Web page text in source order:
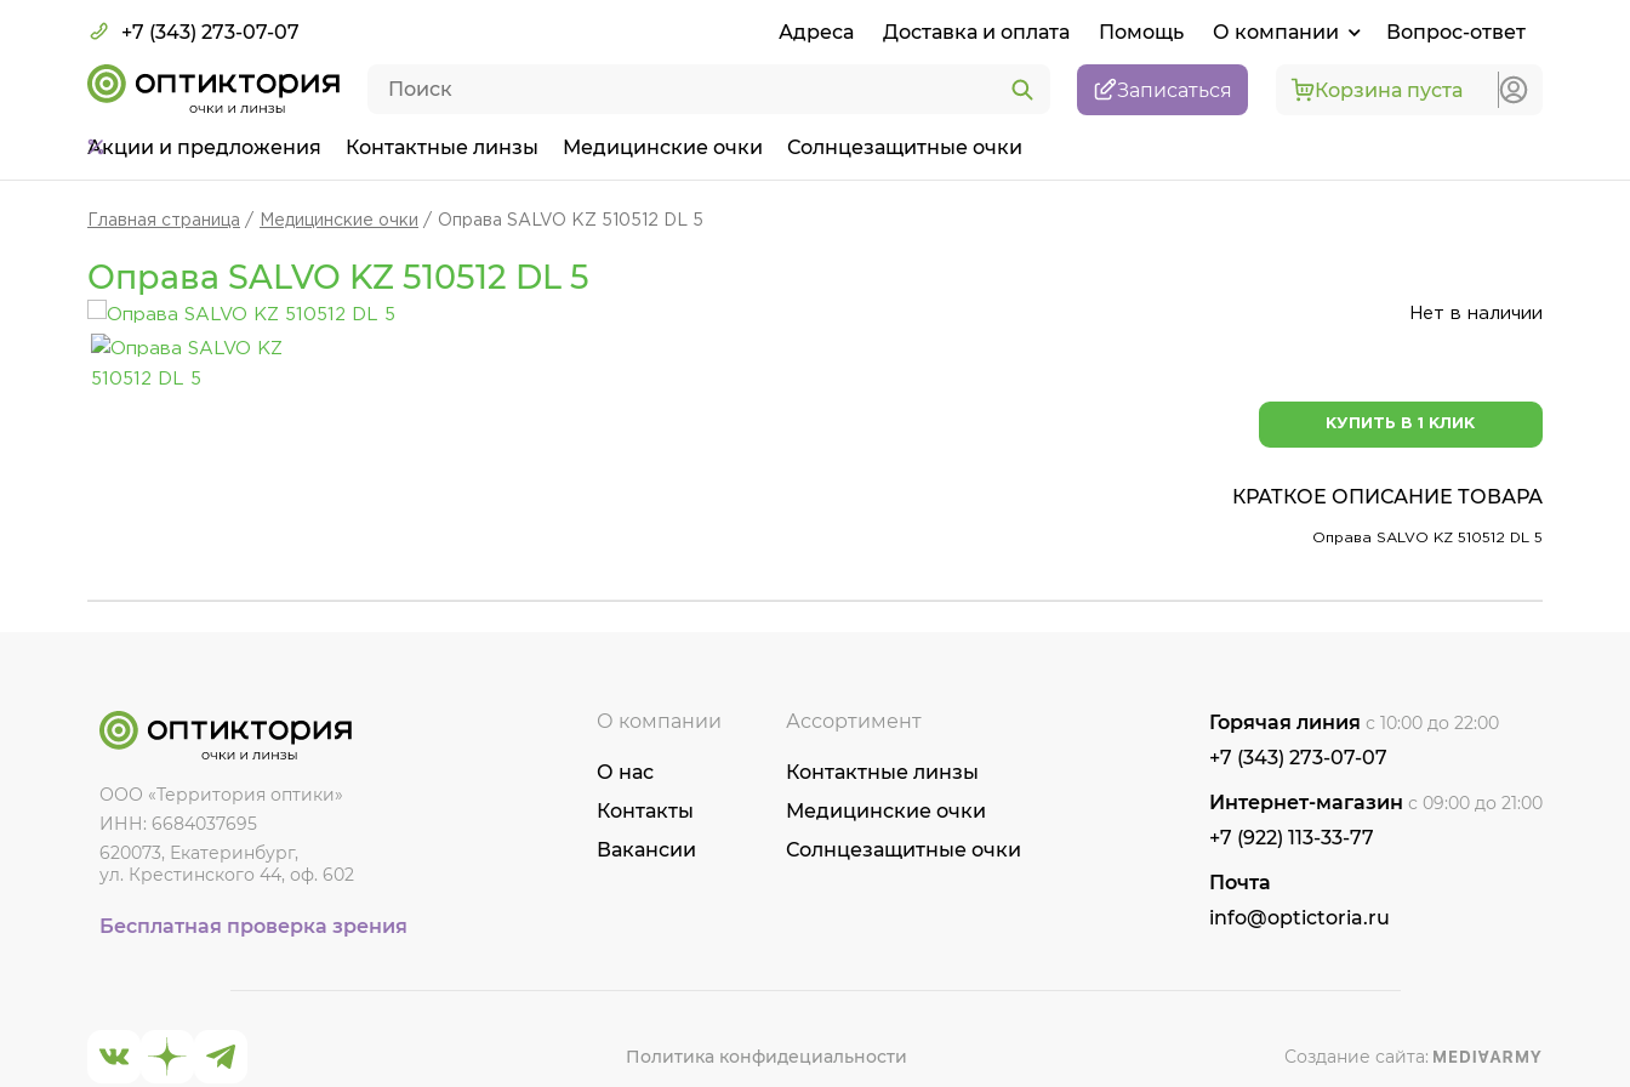
+7 (343) 273-07-07 Адреса Доставка и оплата Помощь О компании Вопрос-ответ
Записаться Корзина пуста
Акции и предложения Контактные линзы Медицинские очки Солнцезащитные очки
Главная страница Медицинские очки Оправа SALVO KZ 510512 DL 5
Оправа SALVO KZ 510512 DL 5
Нет в наличии
КУПИТЬ В 1 КЛИК
КРАТКОЕ ОПИСАНИЕ ТОВАРА
Оправа SALVO KZ 510512 DL 5
ООО «Территория оптики»
ИНН: 6684037695
620073, Екатеринбург,
ул. Крестинского 44, оф. 602
Бесплатная проверка зрения
О компании
О нас
Контакты
Вакансии
Ассортимент
Контактные линзы
Медицинские очки
Солнцезащитные очки
Горячая линия с 10:00 до 22:00
+7 (343) 273-07-07
Интернет-магазин с 09:00 до 21:00
+7 (922) 113-33-77
Почта
info@optictoria.ru
Политика конфидециальности Создание сайта: